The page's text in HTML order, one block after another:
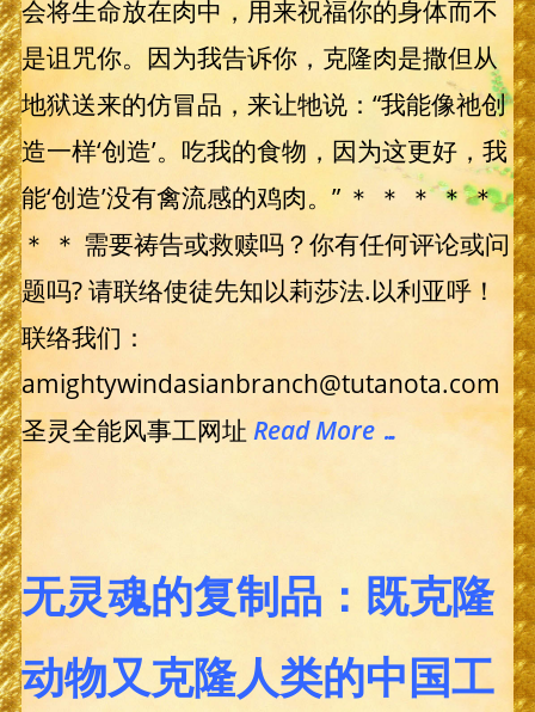
会将生命放在肉中，用来祝福你的身体而不
是诅咒你。因为我告诉你，克隆肉是撒但从
地狱送来的仿冒品，来让牠说：“我能像祂创
造一样‘创造’。吃我的食物，因为这更好，我
能‘创造’没有禽流感的鸡肉。” ＊ ＊ ＊ ＊ ＊
＊ ＊ 需要祷告或救赎吗？你有任何评论或问
题吗? 请联络使徒先知以莉莎法.以利亚呼！
联络我们：
amightywindasianbranch@tutanota.com
圣灵全能风事工网址 Read More …
无灵魂的复制品：既克隆
动物又克隆人类的中国工